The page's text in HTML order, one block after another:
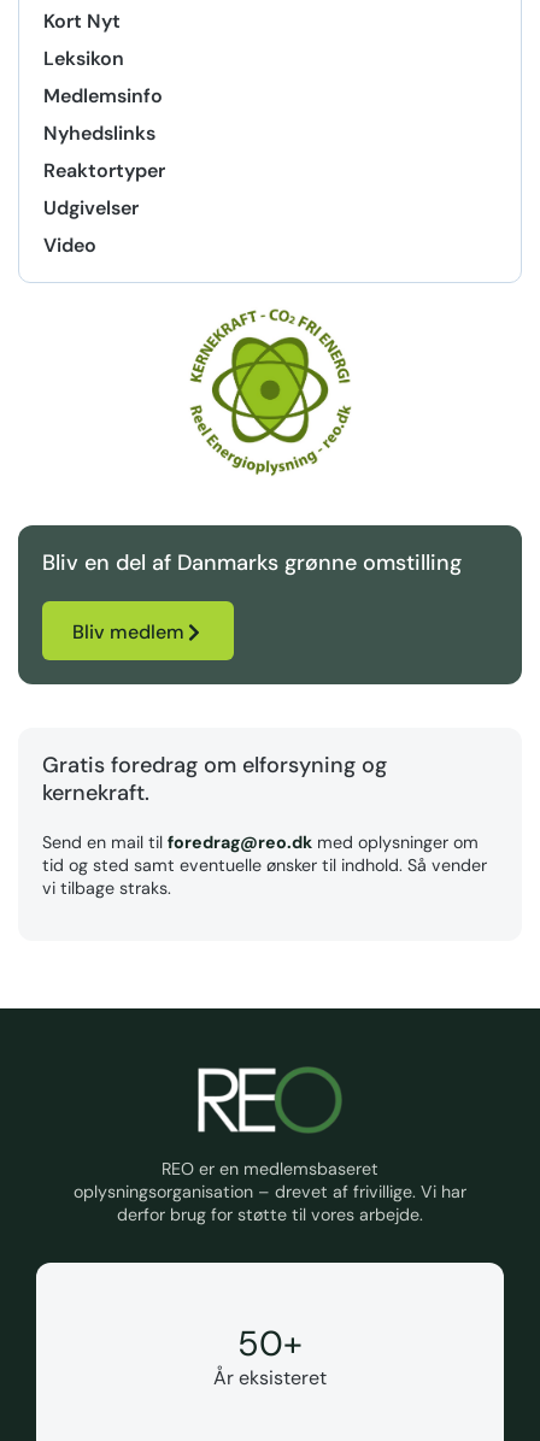
Kort Nyt
Leksikon
Medlemsinfo
Nyhedslinks
Reaktortyper
Udgivelser
Video
Bliv en del af Danmarks grønne omstilling
Bliv medlem
Gratis foredrag om elforsyning og
kernekraft.
Send en mail til foredrag@reo.dk med oplysninger om
tid og sted samt eventuelle ønsker til indhold. Så vender
vi tilbage straks.
REO er en medlemsbaseret
oplysningsorganisation – drevet af frivillige. Vi har
derfor brug for støtte til vores arbejde.
50+
År eksisteret